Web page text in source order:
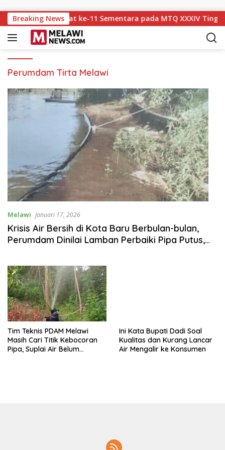
Breaking News
Tempati Peringkat ke-11 Sementara pada MTQ XXXIV
Perumdam Tirta Melawi
Melawi Januari 17, 2026
Krisis Air Bersih di Kota Baru Berbulan-bulan,
Perumdam Dinilai Lamban Perbaiki Pipa Putus,
Tim Teknis PDAM Melawi
Masih Cari Titik Kebocoran
Pipa, Suplai Air Belum
Ini Kata Bupati Dadi Soal
Kualitas dan Kurang Lancar
Air Mengalir ke Konsumen